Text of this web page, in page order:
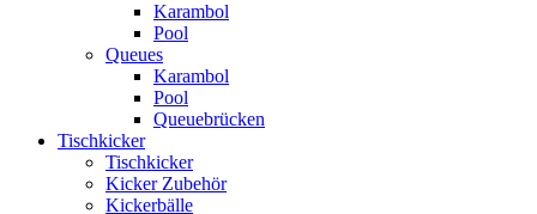
Karambol
Pool
Queues
Karambol
Pool
Queuebrücken
Tischkicker
Tischkicker
Kicker Zubehör
Kickerbälle